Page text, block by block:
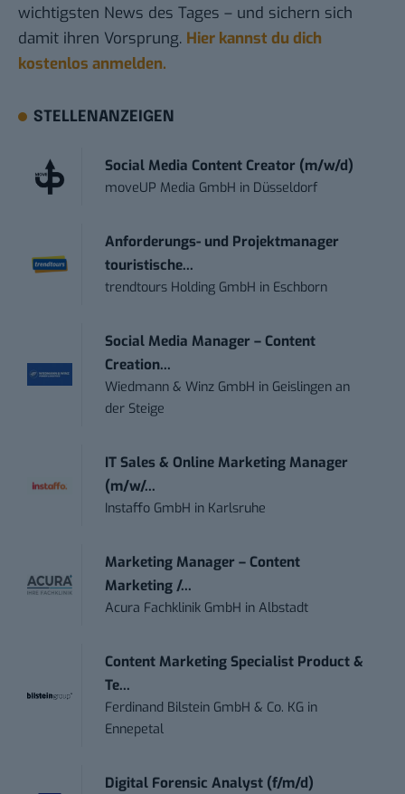
wichtigsten News des Tages – und sichern sich
damit ihren Vorsprung. Hier kannst du dich
kostenlos anmelden.
STELLENANZEIGEN
Social Media Content Creator (m/w/d)
moveUP Media GmbH in Düsseldorf
Anforderungs- und Projektmanager
touristische...
trendtours Holding GmbH in Eschborn
Social Media Manager – Content
Creation...
Wiedmann & Winz GmbH in Geislingen an
der Steige
IT Sales & Online Marketing Manager
(m/w/...
Instaffo GmbH in Karlsruhe
Marketing Manager – Content
Marketing /...
Acura Fachklinik GmbH inAlbstadt
Content Marketing Specialist Product &
Te...
Ferdinand Bilstein GmbH & Co. KG in
Ennepetal
Digital Forensic Analyst (f/m/d)